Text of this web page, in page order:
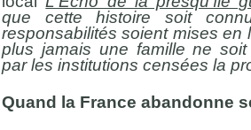
que cette histoire soit
responsabilités soient mises en
plus jamais une famille ne
par les institutions censées la
Quand la France abandonne